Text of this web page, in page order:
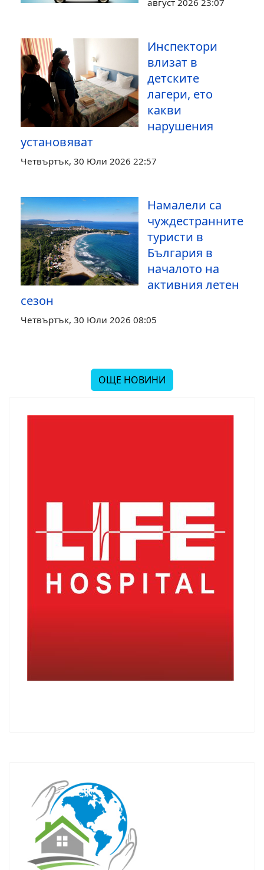
август 2026 23:07
Инспектори
влизат в
детските
лагери, ето
какви
нарушения
установяват
Четвъртък, 30 Юли 2026 22:57
Намалели са
чуждестранните
туристи в
България в
началото на
активния летен
сезон
Четвъртък, 30 Юли 2026 08:05
ОЩЕ НОВИНИ